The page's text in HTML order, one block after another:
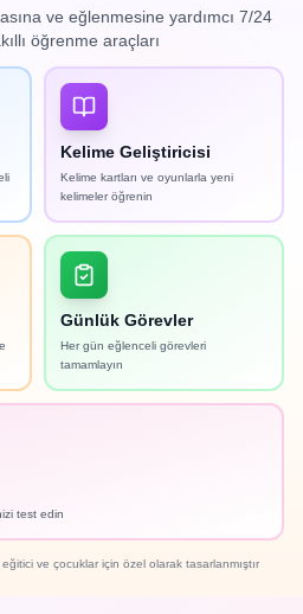
ve eğlenmesine yardımcı 7/24
öğrenme araçları
Kelime Geliştiricisi
Kelime kartları ve oyunlarla yeni
kelimeler öğrenin
Günlük Görevler
Her gün eğlenceli görevleri
tamamlayın
test edin
ve çocuklar için özel olarak tasarlanmıştır